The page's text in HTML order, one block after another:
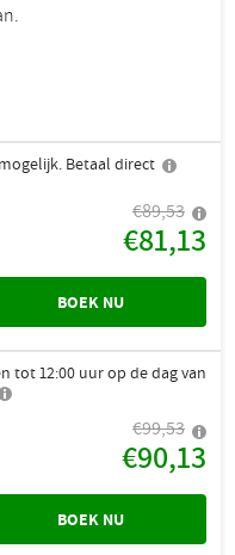
Betaal direct
€89,53
€81,13
BOEK NU
tot 12:00 uur op de dag van
€99,53
€90,13
BOEK NU